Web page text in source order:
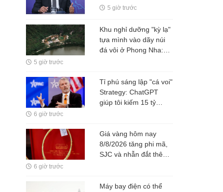
nước ngoài’ thành ‘đối
đầu tư’
5 giờ trước
Khu nghỉ dưỡng "kỳ lạ"
tựa mình vào dãy núi
đá vôi ở Phong Nha:
khách như bước vào
vùng đất cổ xưa
5 giờ trước
Tỉ phú sáng lập "cá voi"
Strategy: ChatGPT
giúp tôi kiếm 15 tỷ
6 giờ trước
Giá vàng hôm nay
8/8/2026 tăng phi mã,
SJC và nhẫn đắt thêm
6 giờ trước
Máy bay điện có thể